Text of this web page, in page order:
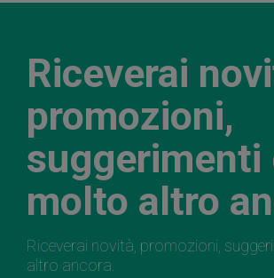
Riceverai
promozioni,
suggerimenti
molto altro
Riceverai novità, promozioni,
altro ancora.